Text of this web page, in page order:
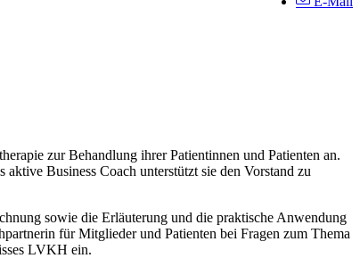
zur Behandlung ihrer Patientinnen und Patienten an.
Business Coach unterstützt sie den Vorstand zu
sowie die Erläuterung und die praktische Anwendung
für Mitglieder und Patienten bei Fragen zum Thema
LVKH ein.